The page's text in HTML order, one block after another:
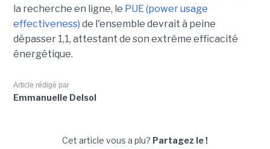
la recherche en ligne, le PUE (power usage
effectiveness) de l'ensemble devrait à peine
dépasser 1,1, attestant de son extrême efficacité
énergétique.
Article rédigé par
Emmanuelle Delsol
Cet article vous a plu? Partagez le !